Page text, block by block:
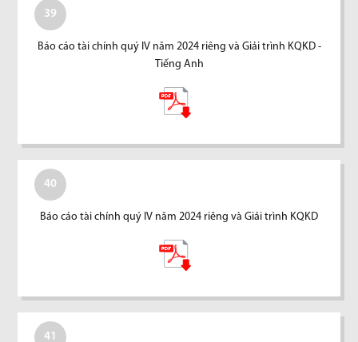
39
Báo cáo tài chính quý IV năm 2024 riêng và Giải trình KQKD -
Tiếng Anh
40
Báo cáo tài chính quý IV năm 2024 riêng và Giải trình KQKD
41